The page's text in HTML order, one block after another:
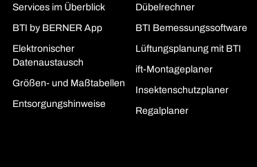
Services im Überblick
BTI by BERNER App
Elektronischer
Datenaustausch
Größen- und Maßtabellen
Entsorgungshinweise
Dübelrechner
BTI Bemessungssoftware
Lüftungsplanung mit BTI
ift-Montageplaner
Insektenschutzplaner
Regalplaner